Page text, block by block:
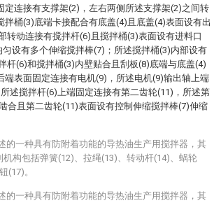
定连接有支撑架(2)，左右两侧所述支撑架(2)之间转
拌桶(3)底端卡接配合有底盖(4)且底盖(4)表面设有出
转动连接有搅拌杆(6)且搅拌桶(3)表面设有进料口
设有多个伸缩搅拌棒(7)；所述搅拌桶(3)内部设有
杆(6)和搅拌桶(3)内壁贴合且刮板(8)底端与底盖(4)
端表面固定连接有电机(9)，所述电机(9)输出轴上端
述搅拌杆(6)上端固定连接有第二齿轮(11)，所述第
合且第二齿轮(11)表面设有控制伸缩搅拌棒(7)伸缩
的一种具有防附着功能的导热油生产用搅拌器，其
构包括弹簧(12)、拉绳(13)、转动杆(14)、蜗轮
(17)。
的一种具有防附着功能的导热油生产用搅拌器，其